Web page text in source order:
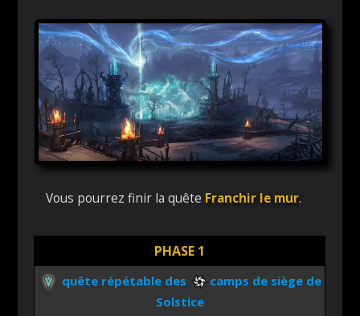
Vous pourrez finir la quête Franchir le mur.
PHASE 1
quête répétable des
camps de siège de
Solstice